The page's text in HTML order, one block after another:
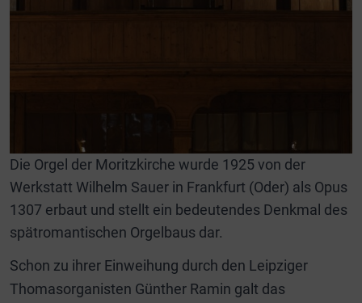
Die Orgel der Moritzkirche wurde 1925 von der
Werkstatt Wilhelm Sauer in Frankfurt (Oder) als Opus
1307 erbaut und stellt ein bedeutendes Denkmal des
spätromantischen Orgelbaus dar.
Schon zu ihrer Einweihung durch den Leipziger
Thomasorganisten Günther Ramin galt das